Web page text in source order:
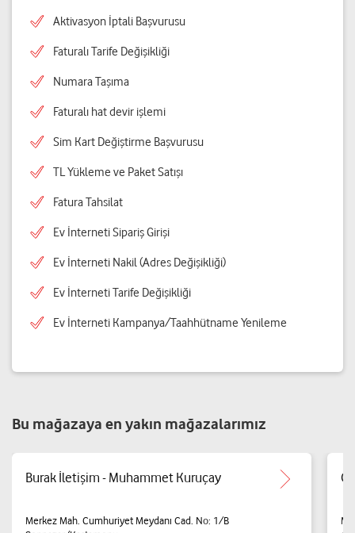
Aktivasyon İptali Başvurusu
Faturalı Tarife Değişikliği
Numara Taşıma
Faturalı hat devir işlemi
Sim Kart Değiştirme Başvurusu
TL Yükleme ve Paket Satışı
Fatura Tahsilat
Ev İnterneti Sipariş Girişi
Ev İnterneti Nakil (Adres Değişikliği)
Ev İnterneti Tarife Değişikliği
Ev İnterneti Kampanya/Taahhütname Yenileme
Bu mağazaya en yakın mağazalarımız
Burak İletişim - Muhammet Kuruçay
Merkez Mah. Cumhuriyet Meydanı Cad. No: 1/B